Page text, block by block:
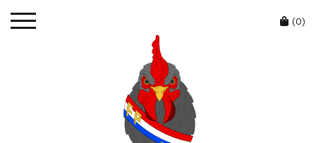
Cart
(0)